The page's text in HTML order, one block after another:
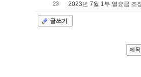
23 2023년 7월 1부 열요금 조
글쓰기